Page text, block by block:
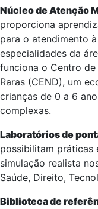
Núcleo de Atenção
proporciona
para o atendimento
especialidades da
funciona o Centro
Raras (CEND), um
crianças de 0 a 6
complexas.
Laboratórios de
possibilitam práticas
simulação realista
Saúde, Direito,
Biblioteca de